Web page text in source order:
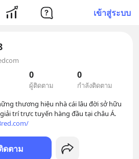
เข้าสู่ระบบ
0
ผู้ติดตาม
0
กำลังติดตาม
thương hiệu nhà cái lâu đời sở hữu
trí trực tuyến hàng đầu tại châu Á.
ดตาม